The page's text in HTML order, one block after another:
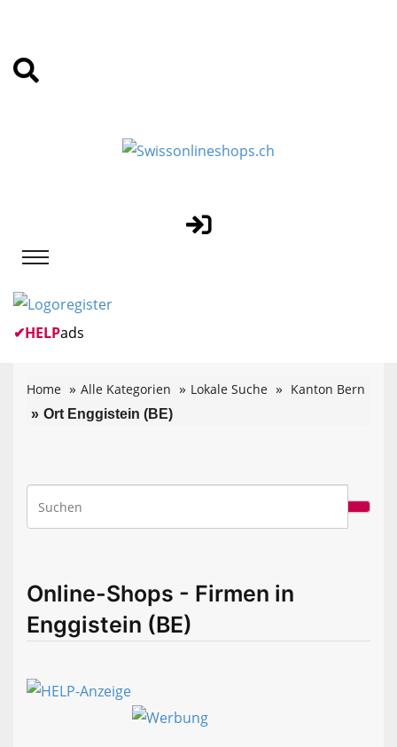
✔HELPads
Home Alle Kategorien Lokale Suche Kanton Bern
Ort Enggistein (BE)
Online-Shops - Firmen in
Enggistein (BE)